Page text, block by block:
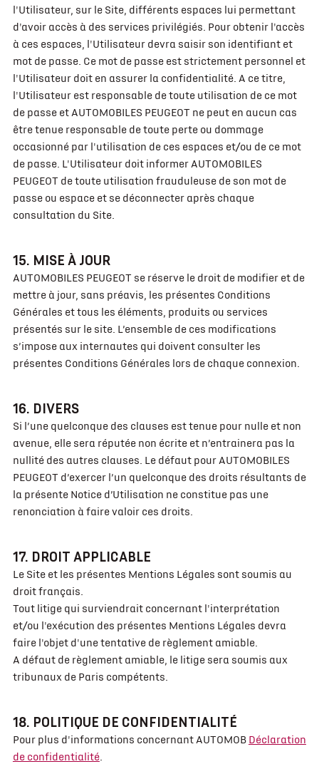
l'Utilisateur, sur le Site, différents espaces lui permettant
d'avoir accès à des services privilégiés. Pour obtenir l'accès
à ces espaces, l'Utilisateur devra saisir son identifiant et
mot de passe. Ce mot de passe est strictement personnel et
l'Utilisateur doit en assurer la confidentialité. A ce titre,
l'Utilisateur est responsable de toute utilisation de ce mot
de passe et AUTOMOBILES PEUGEOT ne peut en aucun cas
être tenue responsable de toute perte ou dommage
occasionné par l'utilisation de ces espaces et/ou de ce mot
de passe. L'Utilisateur doit informer AUTOMOBILES
PEUGEOT de toute utilisation frauduleuse de son mot de
passe ou espace et se déconnecter après chaque
consultation du Site.
15. MISE À JOUR
AUTOMOBILES PEUGEOT se réserve le droit de modifier et de
mettre à jour, sans préavis, les présentes Conditions
Générales et tous les éléments, produits ou services
présentés sur le site. L’ensemble de ces modifications
s’impose aux internautes qui doivent consulter les
présentes Conditions Générales lors de chaque connexion.
16. DIVERS
Si l’une quelconque des clauses est tenue pour nulle et non
avenue, elle sera réputée non écrite et n’entrainera pas la
nullité des autres clauses. Le défaut pour AUTOMOBILES
PEUGEOT d’exercer l’un quelconque des droits résultants de
la présente Notice d’Utilisation ne constitue pas une
renonciation à faire valoir ces droits.
17. DROIT APPLICABLE
Le Site et les présentes Mentions Légales sont soumis au
droit français.
Tout litige qui surviendrait concernant l'interprétation
et/ou l'exécution des présentes Mentions Légales devra
faire l'objet d'une tentative de règlement amiable.
A défaut de règlement amiable, le litige sera soumis aux
tribunaux de Paris compétents.
18. POLITIQUE DE CONFIDENTIALITÉ
Pour plus d'informations concernant AUTOMOB Déclaration
de confidentialité.